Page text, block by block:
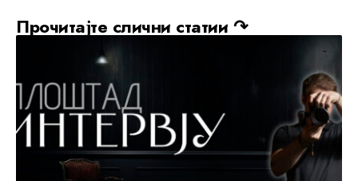
Прочитајте слични статии ↷